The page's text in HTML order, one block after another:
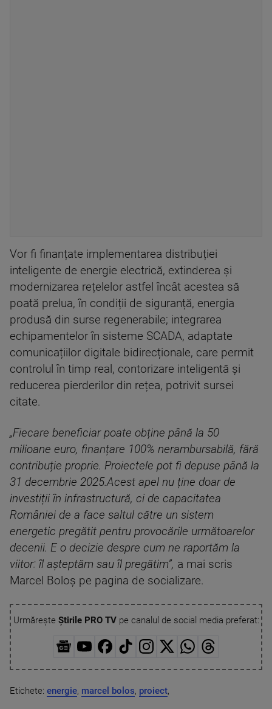
Vor fi finanțate implementarea distribuției
inteligente de energie electrică, extinderea și
modernizarea rețelelor astfel încât acestea să
poată prelua, în condiții de siguranță, energia
produsă din surse regenerabile; integrarea
echipamentelor în sisteme SCADA, adaptate
comunicațiilor digitale bidirecționale, care permit
controlul în timp real, contorizare inteligentă și
reducerea pierderilor din rețea, potrivit sursei
citate.
„Fiecare beneficiar poate obține până la 50
milioane euro, finanțare 100% nerambursabilă, fără
contribuție proprie. Proiectele pot fi depuse până la
31 decembrie 2025.Acest apel nu ține doar de
investiții în infrastructură, ci de capacitatea
României de a face saltul către un sistem
energetic pregătit pentru provocările următoarelor
decenii. E o decizie despre cum ne raportăm la
viitor: îl așteptăm sau îl pregătim”, a mai scris
Marcel Boloș pe pagina de socializare.
Urmărește Știrile PRO TVpe canalul de social media preferat:
Etichete: energie, marcel bolos, proiect,